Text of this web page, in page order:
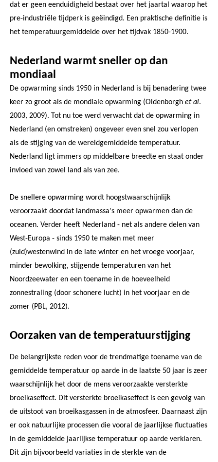
dat er geen eenduidigheid bestaat over het jaartal waarop het
pre-industriële tijdperk is geëindigd. Een praktische definitie is
het temperatuurgemiddelde over het tijdvak 1850-1900.
Nederland warmt sneller op dan
mondiaal
De opwarming sinds 1950 in Nederland is bij benadering twee
keer zo groot als de mondiale opwarming (Oldenborgh et al.
2003, 2009). Tot nu toe werd verwacht dat de opwarming in
Nederland (en omstreken) ongeveer even snel zou verlopen
als de stijging van de wereldgemiddelde temperatuur.
Nederland ligt immers op middelbare breedte en staat onder
invloed van zowel land als van zee.
De snellere opwarming wordt hoogstwaarschijnlijk
veroorzaakt doordat landmassa's meer opwarmen dan de
oceanen. Verder heeft Nederland - net als andere delen van
West-Europa - sinds 1950 te maken met meer
(zuid)westenwind in de late winter en het vroege voorjaar,
minder bewolking, stijgende temperaturen van het
Noordzeewater en een toename in de hoeveelheid
zonnestraling (door schonere lucht) in het voorjaar en de
zomer (PBL, 2012).
Oorzaken van de temperatuurstijging
De belangrijkste reden voor de trendmatige toename van de
gemiddelde temperatuur op aarde in de laatste 50 jaar is zeer
waarschijnlijk het door de mens veroorzaakte versterkte
broeikaseffect. Dit versterkte broeikaseffect is een gevolg van
de uitstoot van broeikasgassen in de atmosfeer. Daarnaast zijn
er ook natuurlijke processen die vooral de jaarlijkse fluctuaties
in de gemiddelde jaarlijkse temperatuur op aarde verklaren.
Dit zijn bijvoorbeeld variaties in de sterkte van de